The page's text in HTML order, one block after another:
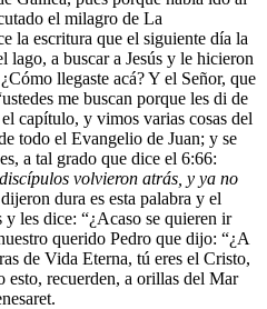
el milagro de La
la escritura que el siguiente día la
lago, a buscar a Jesús y le hicieron
llegaste acá? Y el Señor, que
me buscan porque les di de
capítulo, y vimos varias cosas del
todo el Evangelio de Juan; y se
a tal grado que dice el 6:66:
volvieron atrás, y ya no
dura es esta palabra y el
les dice: “¿Acaso se quieren ir
querido Pedro que dijo: “¿A
de Vida Eterna, tú eres el Cristo,
recuerden, a orillas del Mar